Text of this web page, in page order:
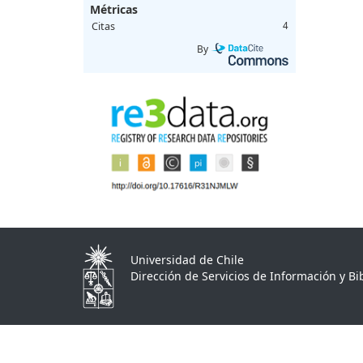
Métricas
Citas 4
By
Universidad de Chile
Dirección de Servicios de Información y